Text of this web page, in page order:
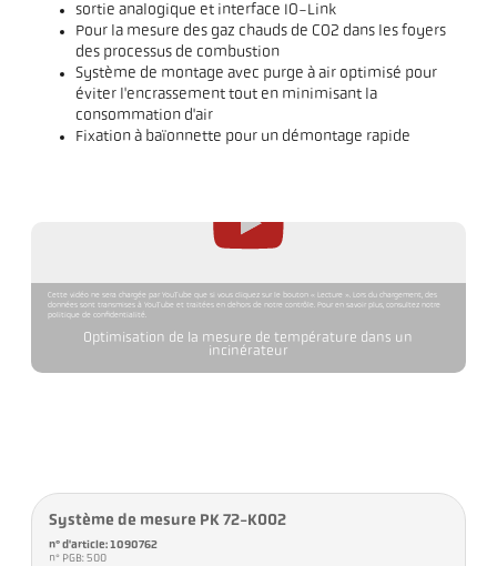
sortie analogique et interface IO-Link
Pour la mesure des gaz chauds de CO2 dans les foyers
des processus de combustion
Système de montage avec purge à air optimisé pour
éviter l'encrassement tout en minimisant la
consommation d'air
Fixation à baïonnette pour un démontage rapide
Cette vidéo ne sera chargée par YouTube que si vous cliquez sur le bouton « Lecture ». Lors du chargement, des
données sont transmises à YouTube et traitées en dehors de notre contrôle. Pour en savoir plus, consultez notre
politique de confidentialité.
Optimisation de la mesure de température dans un
incinérateur
Système de mesure PK 72-K002
n° d'article: 1090762
n° PGB: 500